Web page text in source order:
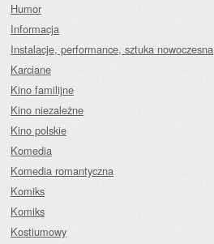
Humor
Informacja
Instalacje, performance, sztuka nowoczesna
Karciane
Kino familijne
Kino niezależne
Kino polskie
Komedia
Komedia romantyczna
Komiks
Komiks
Kostiumowy